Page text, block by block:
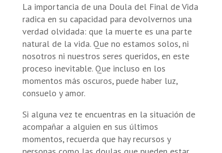
La importancia de una Doula del Final de Vida
radica en su capacidad para devolvernos una
verdad olvidada: que la muerte es una parte
natural de la vida. Que no estamos solos, ni
nosotros ni nuestros seres queridos, en este
proceso inevitable. Que incluso en los
momentos más oscuros, puede haber luz,
consuelo y amor.
Si alguna vez te encuentras en la situación de
acompañar a alguien en sus últimos
momentos, recuerda que hay recursos y